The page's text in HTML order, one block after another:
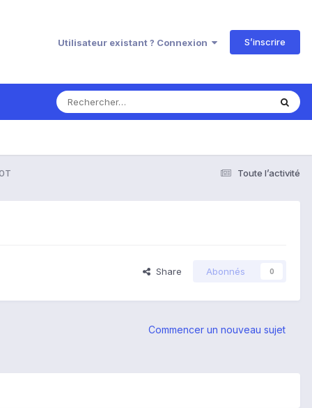
Utilisateur existant ? Connexion S’inscrire
Toute l’activité
Share Abonnés 0
Commencer un nouveau sujet